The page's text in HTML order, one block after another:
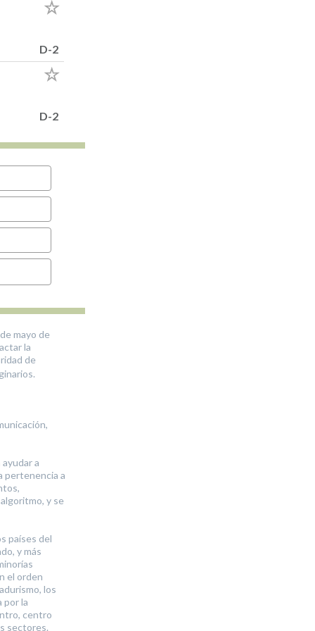
D-2
D-2
mayo de
la
de
a
pertenencia a
y se
países del
y más
el orden
los
por la
centro
sectores.